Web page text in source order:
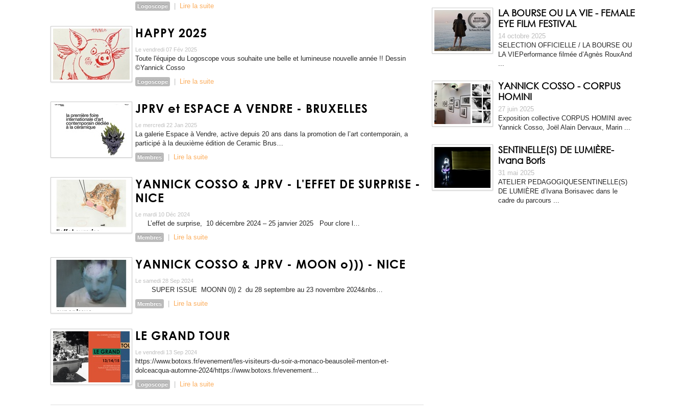
Logoscope Lire la suite
HAPPY 2025
Le vendredi 07 Fév 2025
Toute l'équipe du Logoscope vous souhaite une belle et lumineuse nouvelle année !! Dessin
©Yannick Cosso
Logoscope Lire la suite
JPRV et ESPACE A VENDRE - BRUXELLES
Le mercredi 22 Jan 2025
La galerie Espace à Vendre, active depuis 20 ans dans la promotion de l’art contemporain, a
participé à la deuxième édition de Ceramic Brus…
Membres Lire la suite
YANNICK COSSO & JPRV - L'EFFET DE SURPRISE -
NICE
Le mardi 10 Déc 2024
L’effet de surprise, 10 décembre 2024 – 25 janvier 2025 Pour clore l…
Membres Lire la suite
YANNICK COSSO & JPRV - MOON o))) - NICE
Le samedi 28 Sep 2024
SUPER ISSUE MOONN 0)) 2 du 28 septembre au 23 novembre 2024&nbs…
Membres Lire la suite
LE GRAND TOUR
Le vendredi 13 Sep 2024
https://www.botoxs.fr/evenement/les-visiteurs-du-soir-a-monaco-beausoleil-menton-et-
dolceacqua-automne-2024/https://www.botoxs.fr/evenement…
Logoscope Lire la suite
LA BOURSE OU LA VIE - FEMALE
EYE FILM FESTIVAL
14 octobre 2025
SELECTION OFFICIELLE / LA BOURSE OU
LA VIEPerformance filmée d’Agnès RouxAnd
...
YANNICK COSSO - CORPUS
HOMINI
27 juin 2025
Exposition collective CORPUS HOMINI avec
Yannick Cosso, Joël Alain Dervaux, Marin ...
SENTINELLE(S) DE LUMIÈRE-
Ivana Boris
31 mai 2025
ATELIER PEDAGOGIQUESENTINELLE(S)
DE LUMIÈRE d’Ivana Borisavec dans le
cadre du parcours ...